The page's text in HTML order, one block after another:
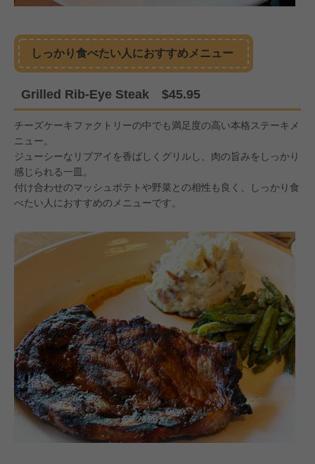
しっかり食べたい人におすすめメニュー
Grilled Rib-Eye Steak $45.95
チーズケーキファクトリーの中でも満足度の高い本格ステーキメ
ニュー。
ジューシーなリブアイを香ばしくグリルし、肉の旨みをしっかり
感じられる一皿。
付け合わせのマッシュポテトや野菜との相性も良く、しっかり食
べたい人におすすめのメニューです。